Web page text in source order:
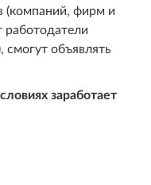
(компаний, фирм и
смогут объявлять
заработает